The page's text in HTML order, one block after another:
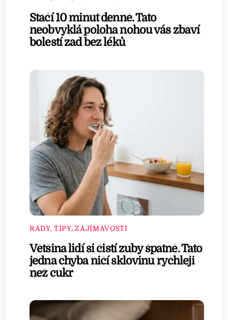
Stačí 10 minut denně. Tato
neobvyklá poloha nohou vás zbaví
bolestí zad bez léků
RADY, TIPY, ZAJÍMAVOSTI
Většina lidí si čistí zuby špatně. Tato
jedna chyba ničí sklovinu rychleji
než cukr